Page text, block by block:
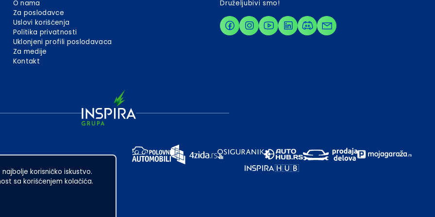
korisničko iskustvo.
sa korišćenjem kolačića.
O nama
Za poslodavce
Uslovi korišćenja
Politika privatnosti
Uklonjeni profili poslodavaca
Za medije
Kontakt
Druželjubivi smo!